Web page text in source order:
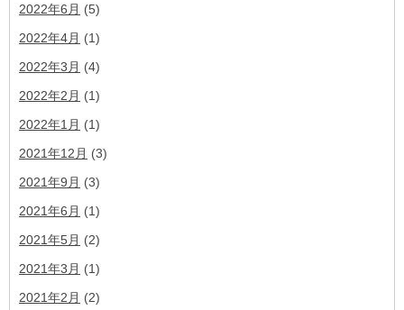
2022年6月 (5)
2022年4月 (1)
2022年3月 (4)
2022年2月 (1)
2022年1月 (1)
2021年12月 (3)
2021年9月 (3)
2021年6月 (1)
2021年5月 (2)
2021年3月 (1)
2021年2月 (2)